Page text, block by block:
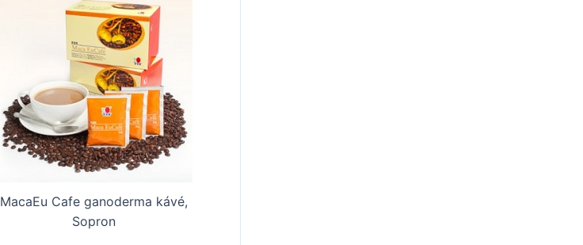
MacaEu Cafe ganoderma kávé,
Sopron